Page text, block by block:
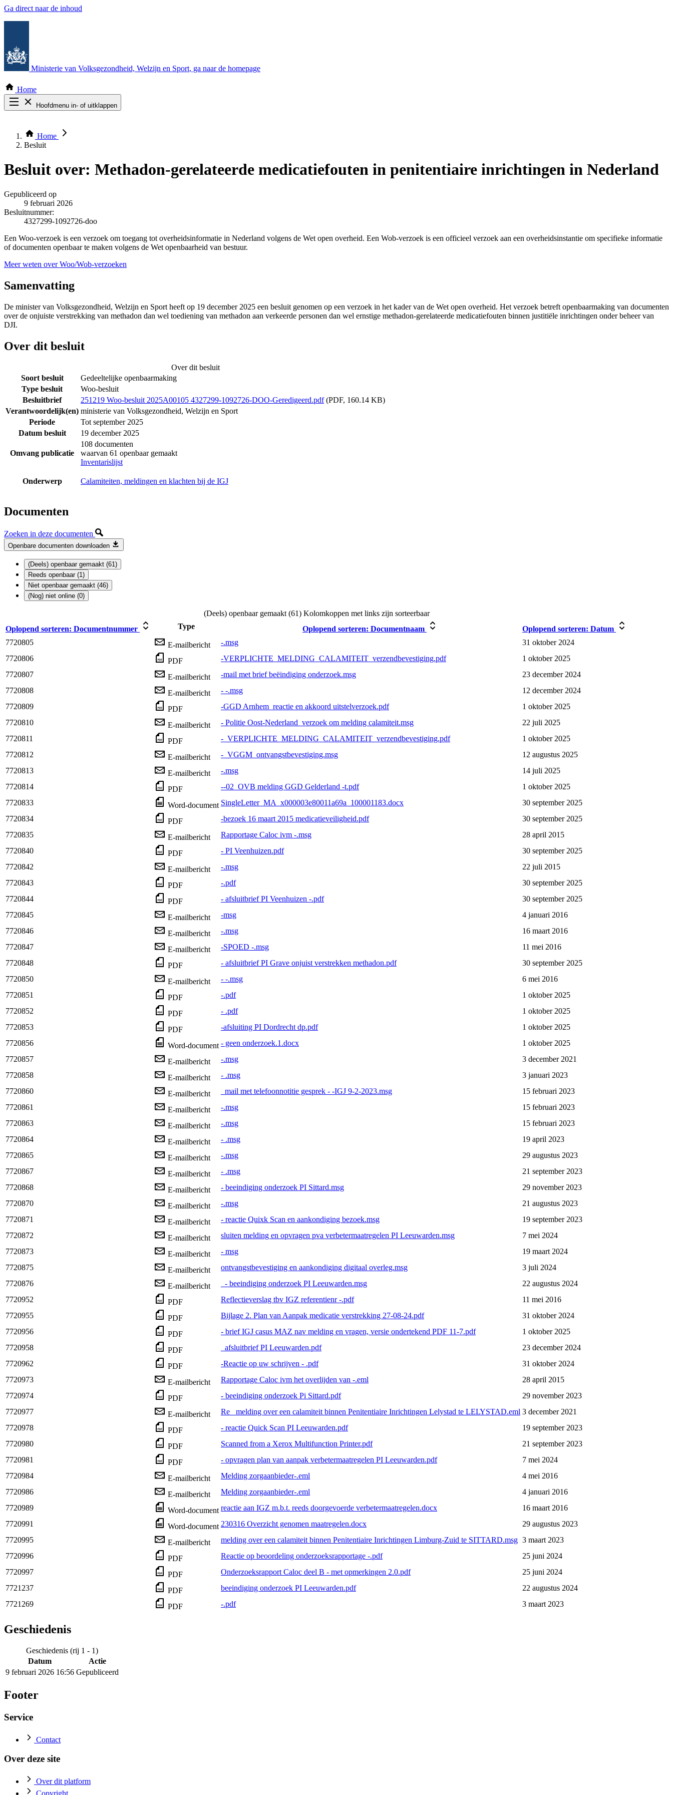
Ga direct naar de inhoud
Ministerie van Volksgezondheid, Welzijn en Sport, ga naar de homepage
Home
Hoofdmenu in- of uitklappen
Thema COVID-19
Bekijk per bestuursorgaan
Home
Besluit
Besluit over: Methadon-gerelateerde medicatiefouten in penitentiaire inrichtingen in Nederland
Gepubliceerd op
9 februari 2026
Besluitnummer:
4327299-1092726-doo
Een Woo-verzoek is een verzoek om toegang tot overheidsinformatie in Nederland volgens de Wet open overheid. Een Wob-verzoek is een officieel verzoek aan een overheidsinstantie om specifieke informatie
of documenten openbaar te maken volgens de Wet openbaarheid van bestuur.
Meer weten over Woo/Wob-verzoeken
Samenvatting
De minister van Volksgezondheid, Welzijn en Sport heeft op 19 december 2025 een besluit genomen op een verzoek in het kader van de Wet open overheid. Het verzoek betreft openbaarmaking van documenten
over de onjuiste verstrekking van methadon dan wel toediening van methadon aan verkeerde personen dan wel ernstige methadon-gerelateerde medicatiefouten binnen justitiële inrichtingen onder beheer van
DJI.
Over dit besluit
Over dit besluit
Soort besluit
Gedeeltelijke openbaarmaking
Type besluit
Woo-besluit
Besluitbrief
251219 Woo-besluit 2025A00105 4327299-1092726-DOO-Geredigeerd.pdf(PDF, 160.14 KB)
Verantwoordelijk(en) ministerie van Volksgezondheid, Welzijn en Sport
Periode
Tot september 2025
Datum besluit
19 december 2025
Omvang publicatie
108 documenten
waarvan 61 openbaar gemaakt
Inventarislijst
Onderwerp Calamiteiten, meldingen en klachten bij de IGJ
Documenten
Zoeken in deze documenten
Openbare documenten downloaden
(Deels) openbaar gemaakt (61)
Reeds openbaar (1)
Niet openbaar gemaakt (46)
(Nog) niet online (0)
(Deels) openbaar gemaakt (61) Kolomkoppen met links zijn sorteerbaar
Oplopend sorteren: Documentnummer Type Oplopend sorteren: Documentnaam Oplopend sorteren: Datum
7720805
E-mailbericht -.msg
31 oktober 2024
7720806
PDF -VERPLICHTE_MELDING_CALAMITEIT_verzendbevestiging.pdf
1 oktober 2025
7720807
E-mailbericht -mail met brief beëindiging onderzoek.msg
23 december 2024
7720808
E-mailbericht - -.msg
12 december 2024
7720809
PDF -GGD Arnhem_reactie en akkoord uitstelverzoek.pdf
1 oktober 2025
7720810
E-mailbericht - Politie Oost-Nederland_verzoek om melding calamiteit.msg
22 juli 2025
7720811
PDF -_VERPLICHTE_MELDING_CALAMITEIT_verzendbevestiging.pdf
1 oktober 2025
7720812
E-mailbericht -_VGGM_ontvangstbevestiging.msg
12 augustus 2025
7720813
E-mailbericht -.msg
14 juli 2025
7720814
PDF --02_OVB melding GGD Gelderland -t.pdf
1 oktober 2025
7720833
Word-document SingleLetter_MA_x000003e80011a69a_100001183.docx
30 september 2025
7720834
PDF -bezoek 16 maart 2015 medicatieveiligheid.pdf
30 september 2025
7720835
E-mailbericht Rapportage Caloc ivm -.msg
28 april 2015
7720840
PDF - PI Veenhuizen.pdf
30 september 2025
7720842
E-mailbericht -.msg
22 juli 2015
7720843
PDF -.pdf
30 september 2025
7720844
PDF - afsluitbrief PI Veenhuizen -.pdf
30 september 2025
7720845
E-mailbericht -msg
4 januari 2016
7720846
E-mailbericht -.msg
16 maart 2016
7720847
E-mailbericht -SPOED -.msg
11 mei 2016
7720848
PDF - afsluitbrief PI Grave onjuist verstrekken methadon.pdf
30 september 2025
7720850
E-mailbericht - -.msg
6 mei 2016
7720851
PDF -.pdf
1 oktober 2025
7720852
PDF - .pdf
1 oktober 2025
7720853
PDF -afsluiting PI Dordrecht dp.pdf
1 oktober 2025
7720856
Word-document - geen onderzoek.1.docx
1 oktober 2025
7720857
E-mailbericht -.msg
3 december 2021
7720858
E-mailbericht - .msg
3 januari 2023
7720860
E-mailbericht _mail met telefoonnotitie gesprek - -IGJ 9-2-2023.msg
15 februari 2023
7720861
E-mailbericht -.msg
15 februari 2023
7720863
E-mailbericht -.msg
15 februari 2023
7720864
E-mailbericht - .msg
19 april 2023
7720865
E-mailbericht -.msg
29 augustus 2023
7720867
E-mailbericht - .msg
21 september 2023
7720868
E-mailbericht - beeindiging onderzoek PI Sittard.msg
29 november 2023
7720870
E-mailbericht -.msg
21 augustus 2023
7720871
E-mailbericht - reactie Quixk Scan en aankondiging bezoek.msg
19 september 2023
7720872
E-mailbericht sluiten melding en opvragen pva verbetermaatregelen PI Leeuwarden.msg
7 mei 2024
7720873
E-mailbericht - msg
19 maart 2024
7720875
E-mailbericht ontvangstbevestiging en aankondiging digitaal overleg.msg
3 juli 2024
7720876
E-mailbericht _- beeindiging onderzoek PI Leeuwarden.msg
22 augustus 2024
7720952
PDF Reflectieverslag tbv IGZ referentienr -.pdf
11 mei 2016
7720955
PDF Bijlage 2. Plan van Aanpak medicatie verstrekking 27-08-24.pdf
31 oktober 2024
7720956
PDF - brief IGJ casus MAZ nav melding en vragen, versie ondertekend PDF 11-7.pdf
1 oktober 2025
7720958
PDF _afsluitbrief PI Leeuwarden.pdf
23 december 2024
7720962
PDF -Reactie op uw schrijven - .pdf
31 oktober 2024
7720973
E-mailbericht Rapportage Caloc ivm het overlijden van -.eml
28 april 2015
7720974
PDF - beeindiging onderzoek Pi Sittard.pdf
29 november 2023
7720977
E-mailbericht Re_ melding over een calamiteit binnen Penitentiaire Inrichtingen Lelystad te LELYSTAD.eml 3 december 2021
7720978
PDF - reactie Quick Scan PI Leeuwarden.pdf
19 september 2023
7720980
PDF Scanned from a Xerox Multifunction Printer.pdf
21 september 2023
7720981
PDF - opvragen plan van aanpak verbetermaatregelen PI Leeuwarden.pdf
7 mei 2024
7720984
E-mailbericht Melding zorgaanbieder-.eml
4 mei 2016
7720986
E-mailbericht Melding zorgaanbieder-.eml
4 januari 2016
7720989
Word-document reactie aan IGZ m.b.t. reeds doorgevoerde verbetermaatregelen.docx
16 maart 2016
7720991
Word-document 230316 Overzicht genomen maatregelen.docx
29 augustus 2023
7720995
E-mailbericht melding over een calamiteit binnen Penitentiaire Inrichtingen Limburg-Zuid te SITTARD.msg 3 maart 2023
7720996
PDF Reactie op beoordeling onderzoeksrapportage -.pdf
25 juni 2024
7720997
PDF Onderzoeksrapport Caloc deel B - met opmerkingen 2.0.pdf
25 juni 2024
7721237
PDF beeindiging onderzoek PI Leeuwarden.pdf
22 augustus 2024
7721269
PDF -.pdf 3 maart 2023
Geschiedenis
Geschiedenis (rij 1 - 1)
Datum
Actie
9 februari 2026 16:56 Gepubliceerd
Footer
Service
Contact
Over deze site
Over dit platform
Copyright